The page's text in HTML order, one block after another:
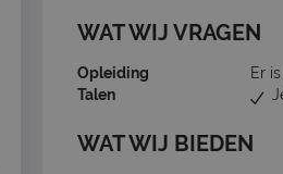
WAT WIJ VRAGEN
Opleiding
Er
Talen
WAT WIJ BIEDEN